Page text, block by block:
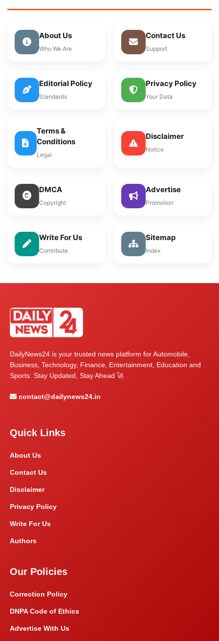
About Us
Who We Are
Contact Us
Support
Editorial Policy
Standards
Privacy Policy
Your Data
Terms &
Conditions
Legal
Disclaimer
Notice
DMCA
Copyright
Advertise
Promotion
Write For Us
Contribute
Sitemap
Index
DailyNews24 is your trusted news platform for Automobile,
Business, Technology, Finance, Entertainment, Education and
Sports. Stay Updated, Stay Ahead 🚀
contact@dailynews24.in
Quick Links
About Us
Contact Us
Disclaimer
Privacy Policy
Write For Us
Authors
Our Policies
Correction Policy
DNPA Code of Ethics
Advertise With Us